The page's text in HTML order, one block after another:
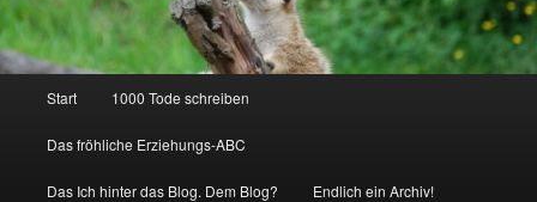
Start 1000 Tode schreiben
Das fröhliche Erziehungs-ABC
Das Ich hinter das Blog. Dem Blog? Endlich ein Archiv!